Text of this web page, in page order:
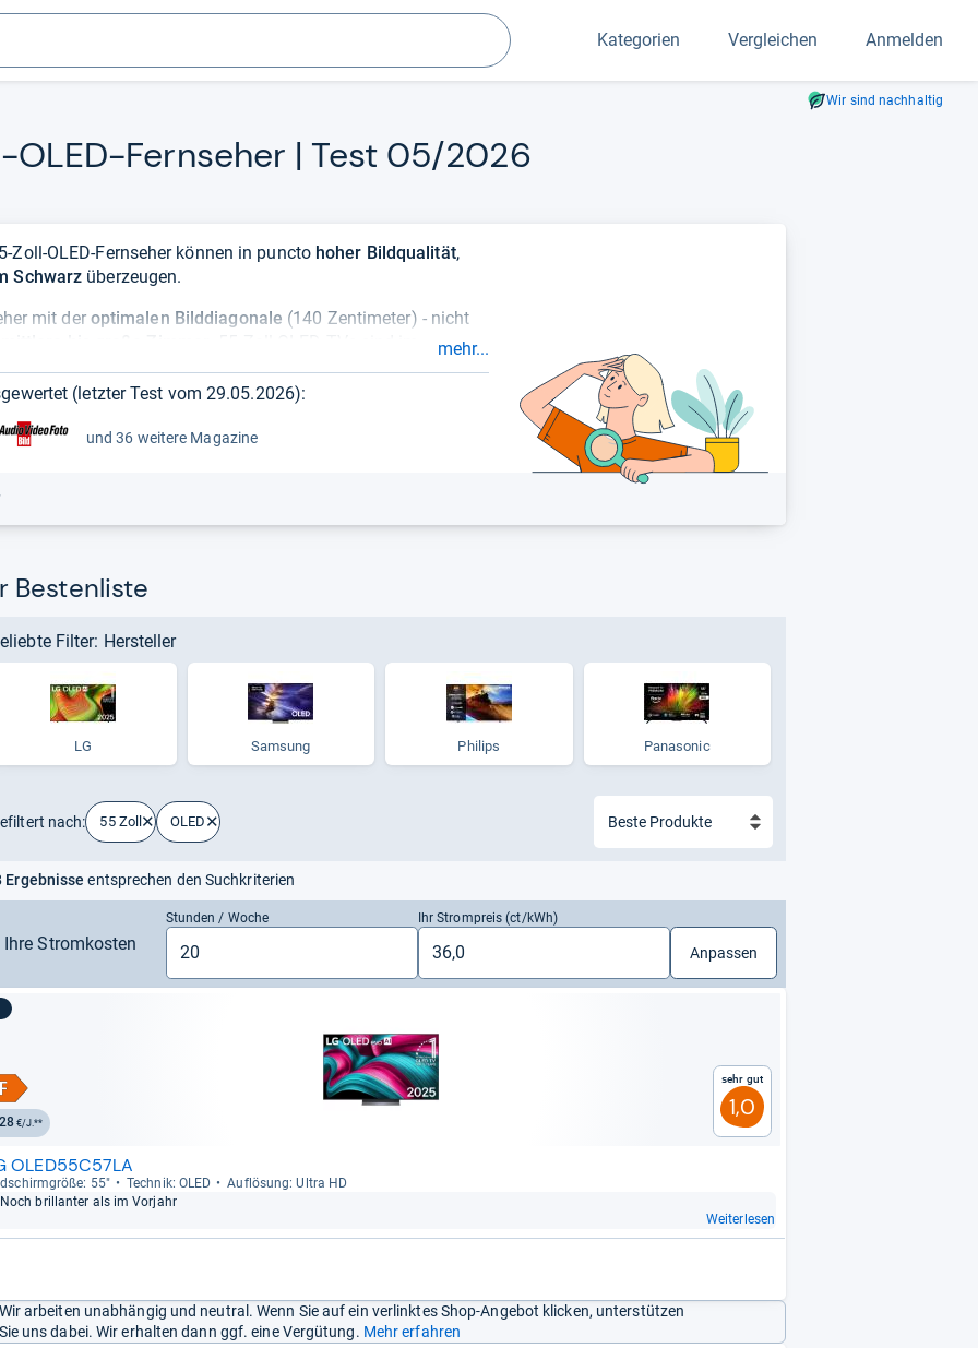
Suchen
Kategorien Vergleichen Anmelden
Wir sind nachhaltig
​Fern­se­her | Test 05/2026
Zoll-OLED-Fernseher können in puncto hoher Bildqualität,
Schwarz überzeugen.
mit der optimalen Bilddiagonale (140 Zentimeter) - nicht
sehr sattes Schwarz hohe Helligkeitswerte
mit einer Bilddiagonale von 55 Zoll für Filmfans und
schnell, wiegut oder schlecht
mehr...
(letzter Test vom 29.05.2026):
und 36 weitere Magazine
Bestenliste
Filter: Hersteller
LG Samsung Philips Panasonic
nach: 55 Zoll OLED
Ergebnisse entsprechen den Suchkriterien
Ihre Stromkosten
Stunden / Woche Ihr Strompreis (ct/kWh)
Anpassen
28€/J.**
Sehr gut
1,0
OLED55C57LA
55" Tech­nik: OLED
Auf­lö­sung: Ultra HD
Noch bril­lan­ter als im Vor­jahr
Weiterlesen
Wir arbeiten unabhängig und neutral. Wenn Sie auf ein verlinktes Shop-Angebot klicken, unterstützen
Sie uns dabei. Wir erhalten dann ggf. eine Vergütung. Mehr erfahren